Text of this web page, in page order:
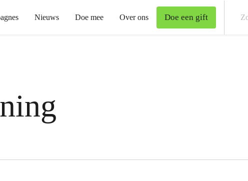
Nieuws Doe mee Over ons Doe een gift